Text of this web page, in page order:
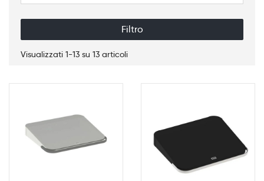
Filtro
Visualizzati 1-13 su 13 articoli